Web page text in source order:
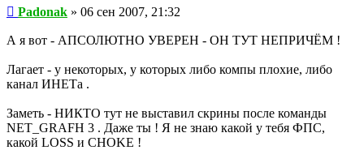
Сообщение
Padonak » 06 сен 2007, 21:32
А я вот - АПСОЛЮТНО УВЕРЕН - ОН ТУТ НЕПРИЧЁМ !
Лагает - у некоторых, у которых либо компы плохие, либо
канал ИНЕТа .
Заметь - НИКТО тут не выставил скрины после команды
NET_GRAFH 3 . Даже ты ! Я не знаю какой у тебя ФПС,
какой LOSS и CHOKE !